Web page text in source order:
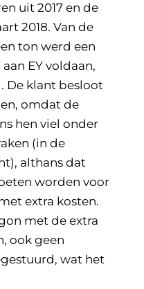
uit 2017 en de
2018. Van de
ton werd een
EY voldaan,
De klant besloot
omdat de
hen viel onder
(in de
althans dat
worden voor
extra kosten.
met de extra
ook geen
wat het